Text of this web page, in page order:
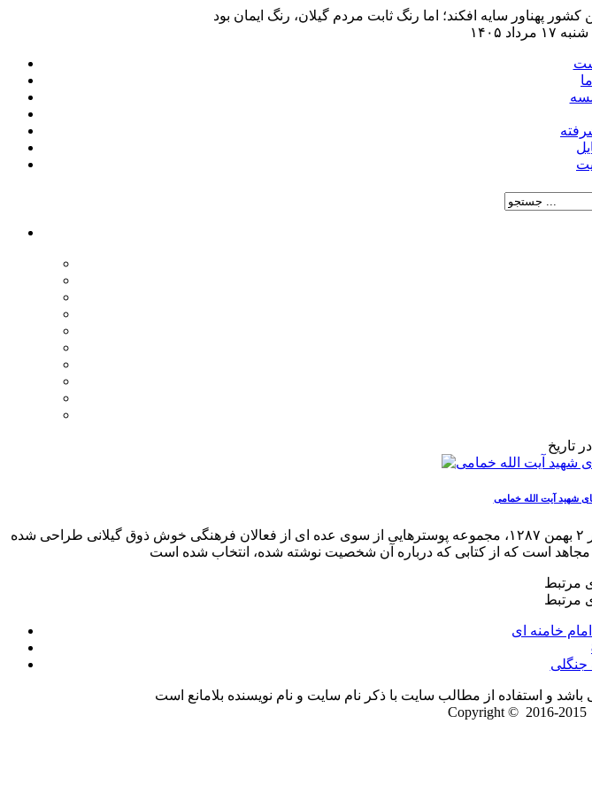
شهید آیت الله خمامی
به مناسبت سالگرد شهادت مرجع دینی مردم گیلان در عصر مشروطه، شهید آیت الله العظمی خمامی در ۲ بهمن ۱۲۸۷، مجموعه پوسترهایی از سوی عده ای از فعالان فرهنگی خوش ذوق گیلانی طراحی شده
مرتبط
مرتبط
خامنه ای
و استفاده از مطالب سایت با ذکر نام سایت و نام نویسنده بلامانع است
Copyright ©